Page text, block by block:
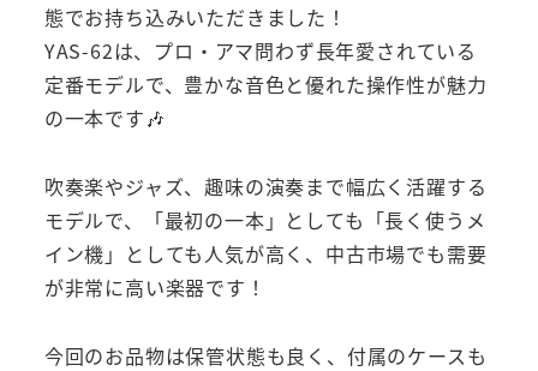
態でお持ち込みいただきました！
YAS-62は、プロ・アマ問わず長年愛されている
定番モデルで、豊かな音色と優れた操作性が魅力
の一本です🎶
吹奏楽やジャズ、趣味の演奏まで幅広く活躍する
モデルで、「最初の一本」としても「長く使うメ
イン機」としても人気が高く、中古市場でも需要
が非常に高い楽器です！
今回のお品物は保管状態も良く、付属のケースも